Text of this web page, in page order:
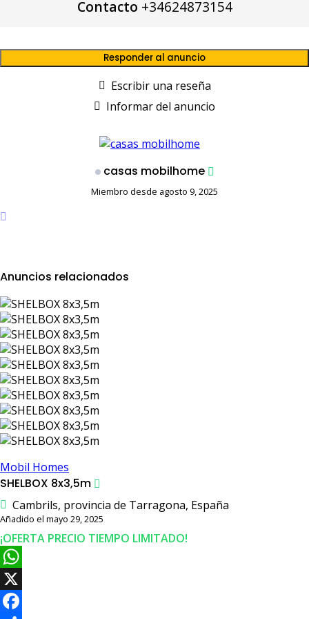
p
o
o
k
a
r
t
r
Contacto +34624873154
Responder al anuncio
Escribir una reseña
Informar del anuncio
casas mobilhome
Miembro desde agosto 9, 2025
Anuncios relacionados
Mobil Homes
SHELBOX 8x3,5m
Cambrils, provincia de Tarragona, España
Añadido el mayo 29, 2025
¡OFERTA PRECIO TIEMPO LIMITADO!
W
hX